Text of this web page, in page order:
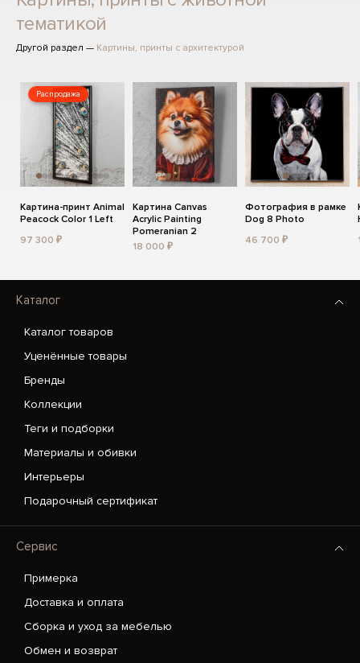
тематикой
Другой раздел — Картины, принты с архитектурой
Распродажа
Картина-принт Animal
Peacock Color 1 Left
97 300 ₽
Картина Canvas
Acrylic Painting
Pomeranian 2
18 000 ₽
Фотография в рамке
Dog 8 Photo
46 700 ₽
Каталог
Каталог товаров
Уценённые товары
Бренды
Коллекции
Теги и подборки
Материалы и обивки
Интерьеры
Подарочный сертификат
Сервис
Примерка
Доставка и оплата
Сборка и уход за мебелью
Обмен и возврат